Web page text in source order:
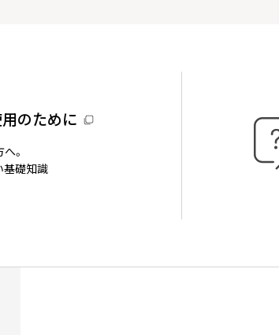
のために
。
基礎知識